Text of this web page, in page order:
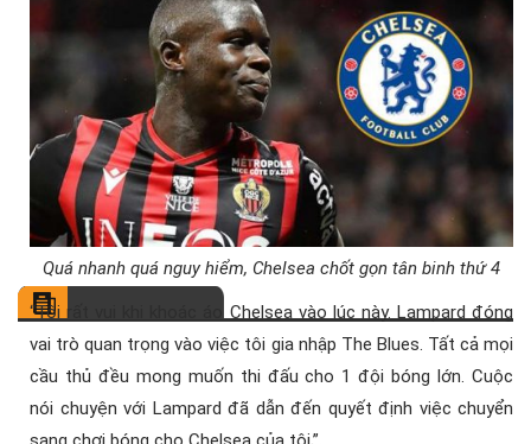
Quá nhanh quá nguy hiểm, Chelsea chốt gọn tân binh thứ 4
“Tôi rất vui khi khoác áo Chelsea vào lúc này. Lampard đóng
vai trò quan trọng vào việc tôi gia nhập The Blues. Tất cả mọi
cầu thủ đều mong muốn thi đấu cho 1 đội bóng lớn. Cuộc
nói chuyện với Lampard đã dẫn đến quyết định việc chuyển